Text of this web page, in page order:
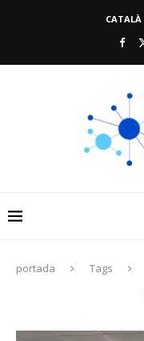
CATALÀ
portada Tags